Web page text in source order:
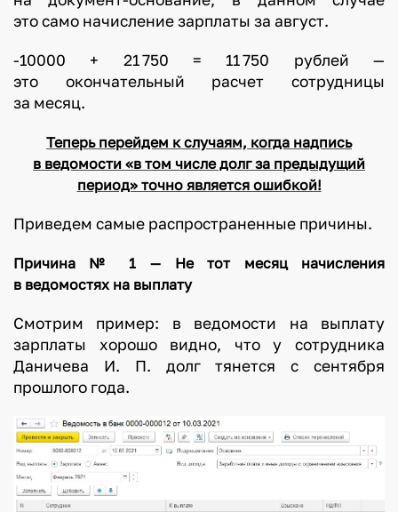
это само начисление зарплаты за август.
-10000 + 21 750 = 11 750 рублей —
это окончательный расчет сотрудницы
за месяц.
Теперь перейдем к случаям, когда надпись
в ведомости «в том числе долг за предыдущий
период» точно является ошибкой!
Приведем самые распространенные причины.
Причина № 1 — Не тот месяц начисления
в ведомостях на выплату
Смотрим пример: в ведомости на выплату
зарплаты хорошо видно, что у сотрудника
Даничева И. П. долг тянется с сентября
прошлого года.